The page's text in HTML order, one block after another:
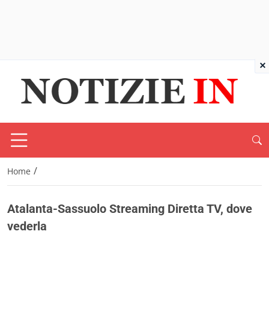
Home /
Atalanta-Sassuolo Streaming Diretta TV, dove
vederla
×